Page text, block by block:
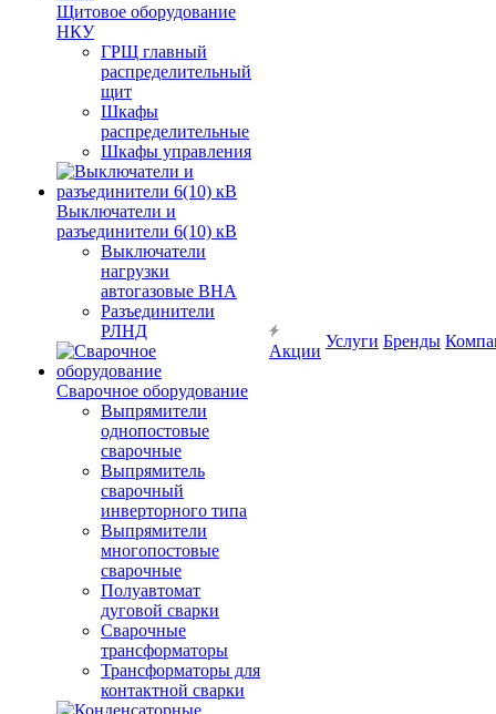
Щитовое оборудование
НКУ
ГРЩ главный
распределительный
щит
Шкафы
распределительные
Шкафы управления
Выключатели и
разъединители 6(10) кВ
Выключатели
нагрузки
автогазовые ВНА
Разъединители
РЛНД
Сварочное оборудование
Выпрямители
однопостовые
сварочные
Выпрямитель
сварочный
инверторного типа
Выпрямители
многопостовые
сварочные
Полуавтомат
дуговой сварки
Сварочные
трансформаторы
Трансформаторы для
контактной сварки
Акции
Услуги Бренды